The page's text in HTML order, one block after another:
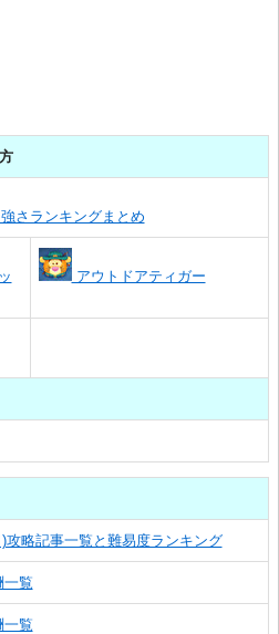
さランキングまとめ
アウトドアティガー
略記事一覧と難易度ランキング
一覧
一覧